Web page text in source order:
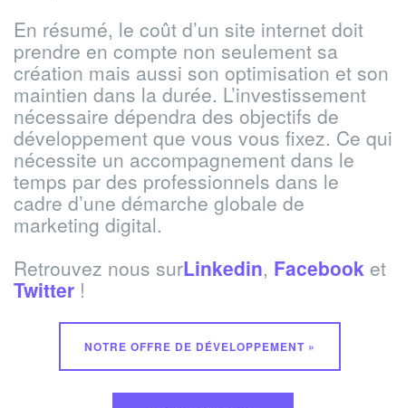
En résumé, le coût d’un site internet doit
prendre en compte non seulement sa
création mais aussi son optimisation et son
maintien dans la durée. L’investissement
nécessaire dépendra des objectifs de
développement que vous vous fixez. Ce qui
nécessite un accompagnement dans le
temps par des professionnels dans le
cadre d’une démarche globale de
marketing digital.
Retrouvez nous surLinkedin, Facebook et
Twitter !
NOTRE OFFRE DE DÉVELOPPEMENT »